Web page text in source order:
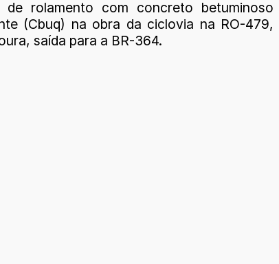
de rolamento com concreto betuminoso
(Cbuq) na obra da ciclovia na RO-479,
saída para a BR-364.